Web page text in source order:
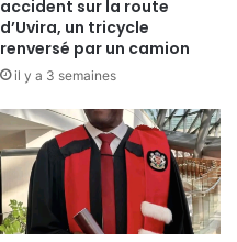
accident sur la route
d’Uvira, un tricycle
renversé par un camion
il y a 3 semaines